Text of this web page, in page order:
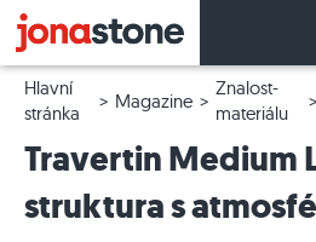
Hlavní
stránka
Magazine
Znalost-
materiálu
Travertin Medium
struktura s